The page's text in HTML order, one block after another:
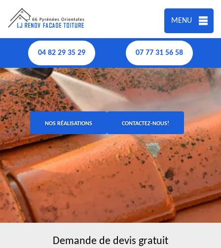
MENU
04 82 29 35 29 07 77 31 56 58
NOS RÉALISATIONS CONTACTEZ-NOUS!
Demande de devis gratuit